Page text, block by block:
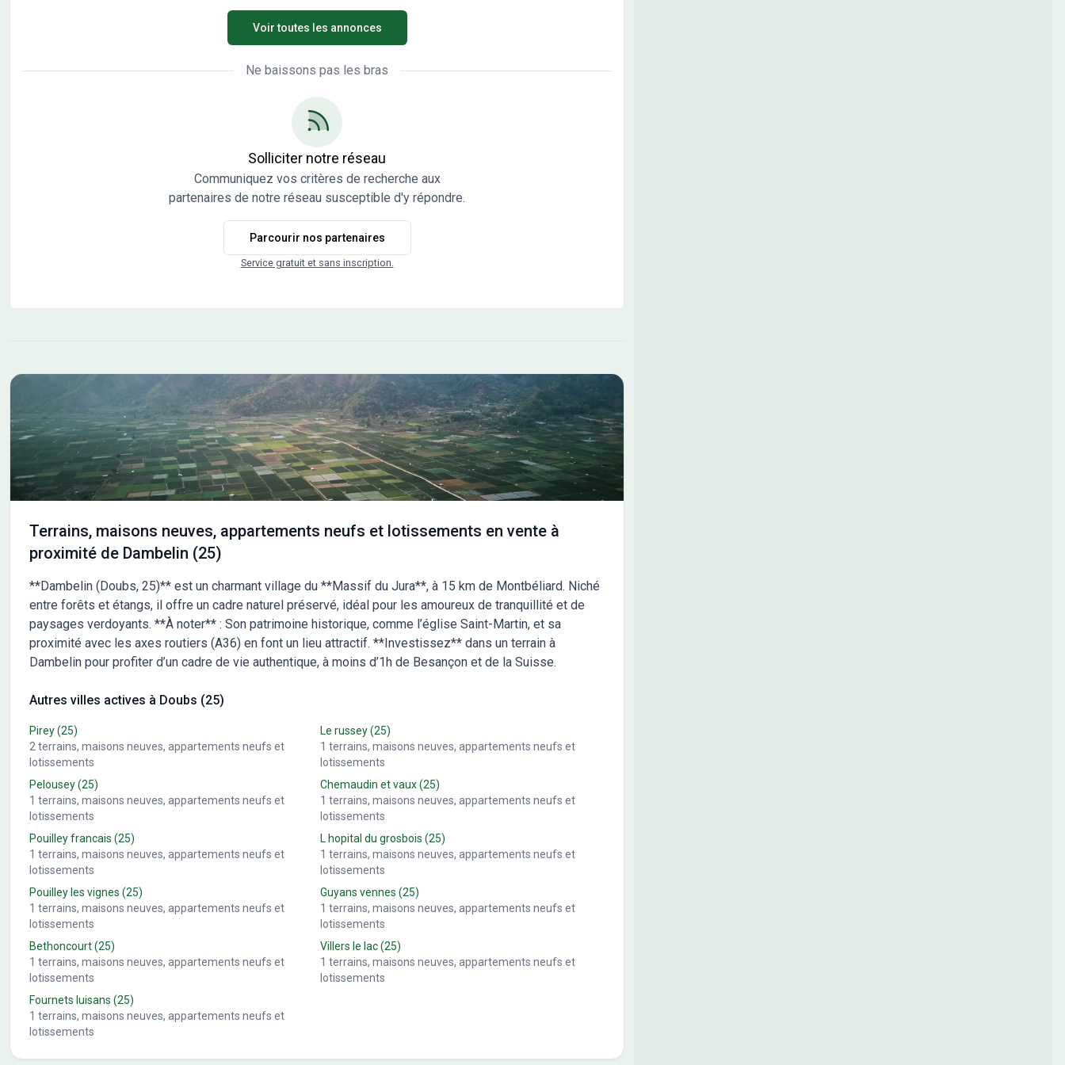
d'exception dans Pfetterhouse (68480), cette maison
de 3 pièces de 86 m² et de 5 000 m² de terrain. Cette
maison possède 2 niveaux. Elle compte deux
chambres, une cuisine et une salle de bains. Elle se
terrain et maison à vendre pour la somme de 364 900
AREND ) pour toute information sur le bien, sur les
démarches à suivre ou sur les modalités de vente.
maison de 4 pièces de plain-pied de 83 m² et de 5 000
m² de terrain, bénéficiant d'un emplacement
privilégié dans Pfetterhouse (68480). Son intérieur
propose trois chambres, une cuisine et une salle de
prix de vente DE CE RPOEJT COMPLET est de 389
BRAND (Claire AREND) pour tout renseignement sur
cette maison ou sur les modalités de vente.
Concrétisez vos projets immobiliers avec Maisons
Brand Mulhouse.
Voir toutes les annonces
Ne baissons pas les bras
Solliciter notre réseau
Communiquez vos critères de recherche aux
partenaires de notre réseau susceptible d'y répondre.
Parcourir nos partenaires
Service gratuit et sans inscription.
Terrains, maisons neuves, appartements neufs et lotissements en vente à
proximité de Dambelin (25)
**Dambelin (Doubs, 25)** est un charmant village du **Massif du Jura**, à 15 km de Montbéliard. Niché
entre forêts et étangs, il offre un cadre naturel préservé, idéal pour les amoureux de tranquillité et de
paysages verdoyants. **À noter** : Son patrimoine historique, comme l’église Saint-Martin, et sa
proximité avec les axes routiers (A36) en font un lieu attractif. **Investissez** dans un terrain à
Dambelin pour profiter d’un cadre de vie authentique, à moins d’1h de Besançon et de la Suisse.
Autres villes actives à Doubs (25)
Pirey(25)
2 terrains, maisons neuves, appartements neufs et
lotissements
Le russey(25)
1 terrains, maisons neuves, appartements neufs et
lotissements
Pelousey(25)
1 terrains, maisons neuves, appartements neufs et
lotissements
Chemaudin et vaux(25)
1 terrains, maisons neuves, appartements neufs et
lotissements
Pouilley francais (25)
1 terrains, maisons neuves, appartements neufs et
lotissements
L hopital du grosbois (25)
1 terrains, maisons neuves, appartements neufs et
lotissements
Pouilley les vignes (25)
1 terrains, maisons neuves, appartements neufs et
lotissements
Guyans vennes (25)
1 terrains, maisons neuves, appartements neufs et
lotissements
Bethoncourt(25)
1 terrains, maisons neuves, appartements neufs et
lotissements
Villers le lac(25)
1 terrains, maisons neuves, appartements neufs et
lotissements
Fournets luisans (25)
1 terrains, maisons neuves, appartements neufs et
lotissements